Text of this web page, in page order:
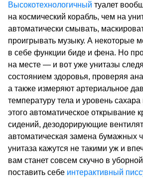
Высокотехнологичный туалет
на космический корабль, чем на
автоматически смывать,
проигрывать музыку. А некоторые
в себе функции биде и фена. Но
на месте — и вот уже унитазы
состоянием здоровья, проверяя
а также измеряют артериальное
температуру тела и уровень
этого автоматическое открывание
сидений, дезодорирующие
автоматическая замена бумажных
унитаза кажутся не такими уж и
вам станет совсем скучно в
поставить себе интерактивный